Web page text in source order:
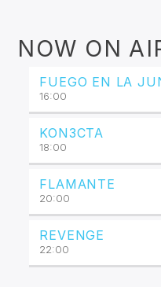
NOW ON
FUEGO EN LA
16:00
KON3CTA
18:00
FLAMANTE
20:00
REVENGE
22:00